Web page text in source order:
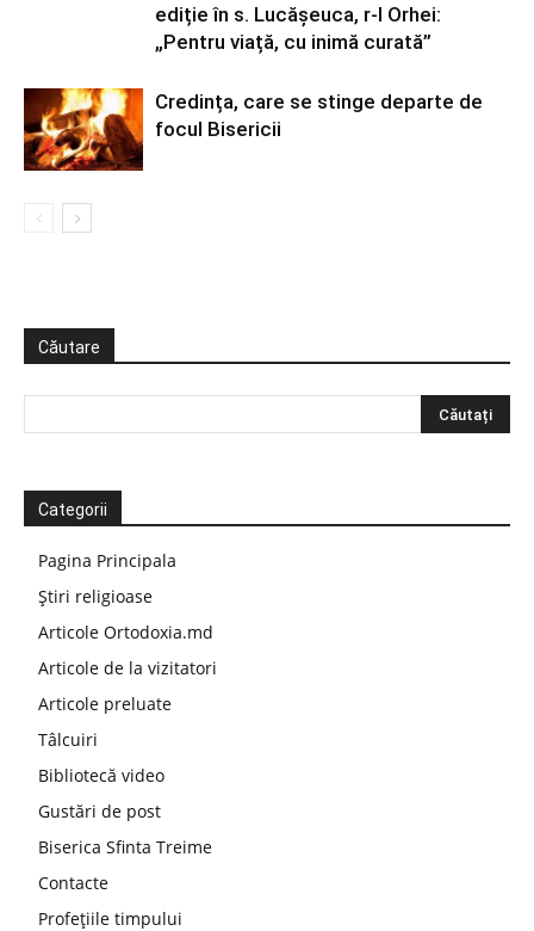
ediție în s. Lucășeuca, r-l Orhei:
„Pentru viață, cu inimă curată”
Credința, care se stinge departe de
focul Bisericii
Căutare
Categorii
Pagina Principala
Știri religioase
Articole Ortodoxia.md
Articole de la vizitatori
Articole preluate
Tâlcuiri
Bibliotecă video
Gustări de post
Biserica Sfinta Treime
Contacte
Profețiile timpului